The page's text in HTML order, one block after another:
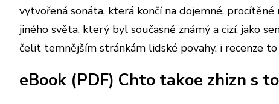
vytvořená sonáta, která končí na dojemné,
jiného světa, který byl současně známý a cizí, jako
čelit temnějším stránkám lidské povahy, i recenze
eBook (PDF) Chto takoe zhizn s